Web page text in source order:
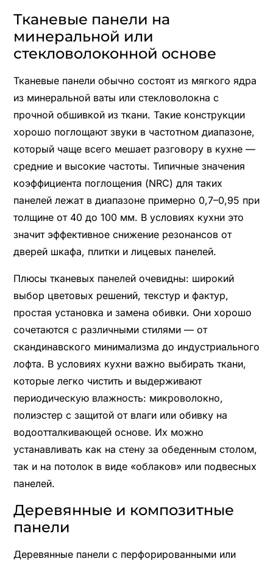
Тканевые панели на
минеральной или
стекловолоконной основе
Тканевые панели обычно состоят из мягкого ядра
из минеральной ваты или стекловолокна с
прочной обшивкой из ткани. Такие конструкции
хорошо поглощают звуки в частотном диапазоне,
который чаще всего мешает разговору в кухне —
средние и высокие частоты. Типичные значения
коэффициента поглощения (NRC) для таких
панелей лежат в диапазоне примерно 0,7–0,95 при
толщине от 40 до 100 мм. В условиях кухни это
значит эффективное снижение резонансов от
дверей шкафа, плитки и лицевых панелей.
Плюсы тканевых панелей очевидны: широкий
выбор цветовых решений, текстур и фактур,
простая установка и замена обивки. Они хорошо
сочетаются с различными стилями — от
скандинавского минимализма до индустриального
лофта. В условиях кухни важно выбирать ткани,
которые легко чистить и выдерживают
периодическую влажность: микроволокно,
полиэстер с защитой от влаги или обивку на
водоотталкивающей основе. Их можно
устанавливать как на стену за обеденным столом,
так и на потолок в виде «облаков» или подвесных
панелей.
Деревянные и композитные
панели
Деревянные панели с перфорированными или